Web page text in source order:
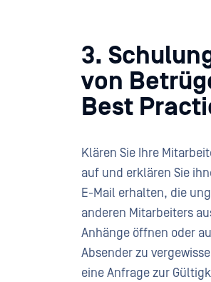
3.
von
Best
Klären Sie Ihre
auf und erklären Sie
E-Mail erhalten, die
anderen Mitarbeiters
Anhänge öffnen oder
Absender zu
eine Anfrage zur